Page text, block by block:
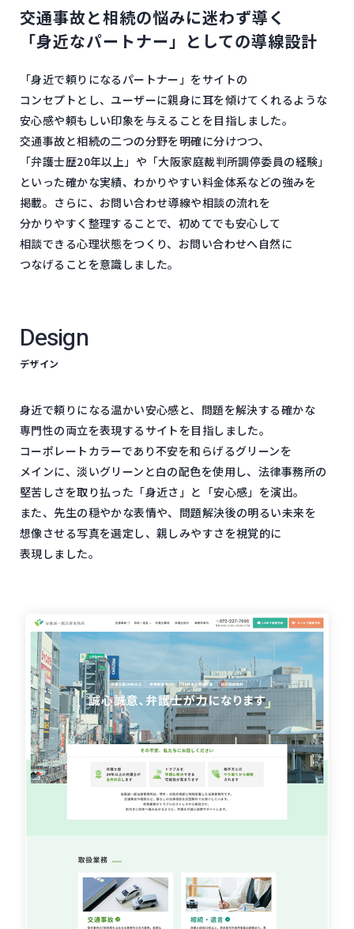
交通事故と​相続の​悩みに​迷わず​導く​
「身近な​パートナー」と​しての​導線設計
「身近で​頼りに​なる​パートナー」を​サイトの​
コンセプトとし、​ユーザーに​親身に​耳を​傾けてくれるような​
安心感や​頼もしい​印象を​与える​ことを​目指しました。​
交通事故と​相続の​二つの​分野を​明確に​分けつつ、​
「弁護士歴20年以上」や​「大阪家庭裁判所調停委員の​経験」
と​いった​確かな​実績、​わかりやすい​料金体系などの​強みを​
掲載。​さらに、​お問い​合わせ導線や​相談の​流れを​
分かりやすく​整理する​ことで、​初めて​でも​安心して​
相談できる​心理状態を​つくり、​お問い​合わせへ​自然に​
つなげる​ことを​意識しました。
Design
デザイン
身近で​頼りに​なる​温かい​安心感と、​問題を​解決する​確かな​
専門性の​両立を​表現する​サイトを​目指しました。​
コーポレートカラーで​あり不安を​和らげる​グリーンを​
メインに、​淡い​グリーンと​白の​配色を​使用し、​法律事務所の​
堅苦しさを​取り払った​「身近さ」と​「安心感」を​演出。​
また、​先生の​穏やかな​表情や、​問題解​決後の​明るい​未来を​
想像させる​写真を​選定し、​親しみやすさを​視覚的に​
表現しました。